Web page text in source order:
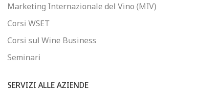
Marketing Internazionale del Vino (MIV)
Corsi WSET
Corsi sul Wine Business
Seminari
SERVIZI ALLE AZIENDE